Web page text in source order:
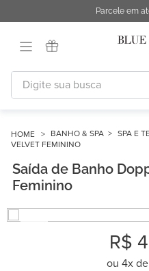
Parcele em
Digite sua busca
BANHO & SPA SPA E
VELVET FEMININO
Saída de Banho
Feminino
R$
ou 4x de